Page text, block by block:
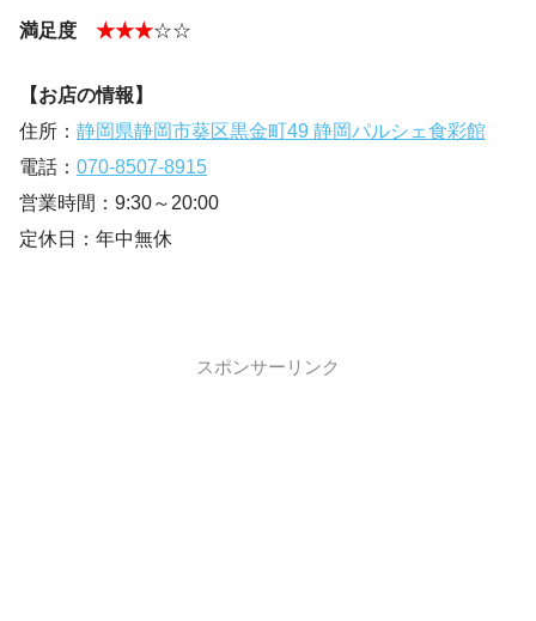
満足度 ★★★☆☆
【お店の情報】
住所： 静岡県静岡市葵区黒金町49 静岡パルシェ食彩館
電話： 070-8507-8915
営業時間：9:30～20:00
定休日：年中無休
スポンサーリンク